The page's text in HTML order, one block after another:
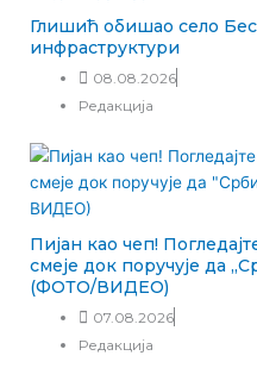
Глишић обишао село
инфраструктури
08.08.2026
Редакција
Пијан као чеп!
смеје док поручује да
(ФОТО/ВИДЕО)
07.08.2026
Редакција